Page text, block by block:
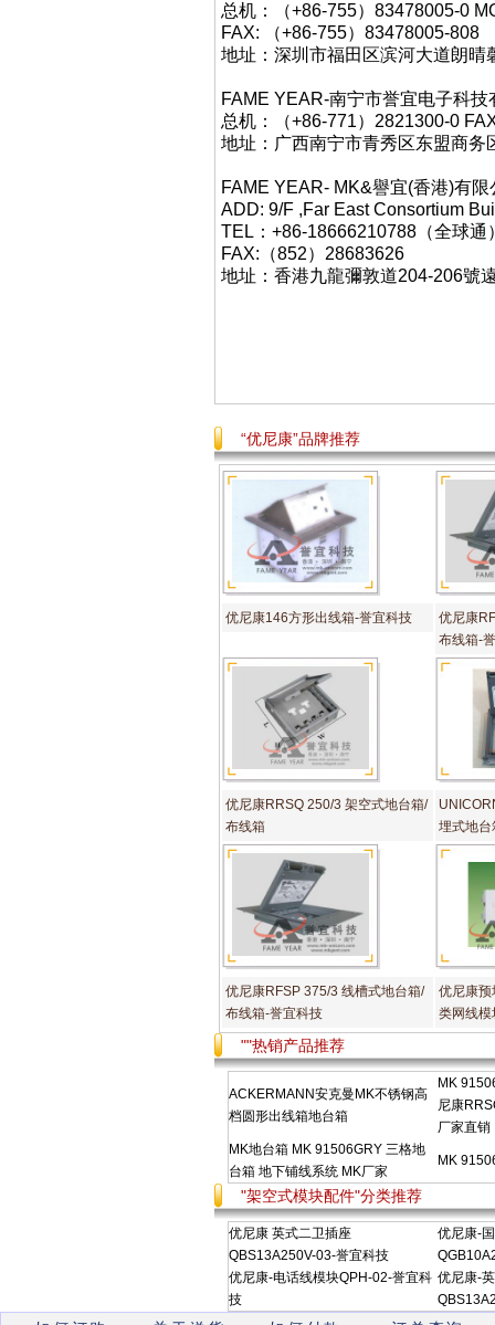
总机：（+86-755）83478005-0
FAX: （+86-755）83478005-808
地址：深圳市福田区滨河大道朗晴
FAME YEAR-南宁市誉宜电子科
总机：（+86-771）2821300-0
地址：广西南宁市青秀区东盟商
FAME YEAR- MK&譽宜(香港)有
ADD: 9/F ,Far East Consortium
TEL：+86-18666210788（全球
FAX:（852）28683626
地址：香港九龍彌敦道204-206號
“优尼康”品牌推荐
优尼康146方形出线箱-誉宜科技
优尼康
布线箱-
优尼康RRSQ 250/3 架空式地台箱/
布线箱
埋式地台
优尼康RFSP 375/3 线槽式地台箱/
布线箱-誉宜科技
优尼康
类网线
""热销产品推荐
ACKERMANN安克曼MK不锈钢高
档圆形出线箱地台箱
MK
尼康
厂家直销
MK地台箱 MK 91506GRY 三格地
台箱 地下铺线系统 MK厂家
MK
"架空式模块配件"分类推荐
优尼康 英式二卫插座
QBS13A250V-03-誉宜科技
优尼康-
优尼康-电话线模块QPH-02-誉宜科
技
优尼康-